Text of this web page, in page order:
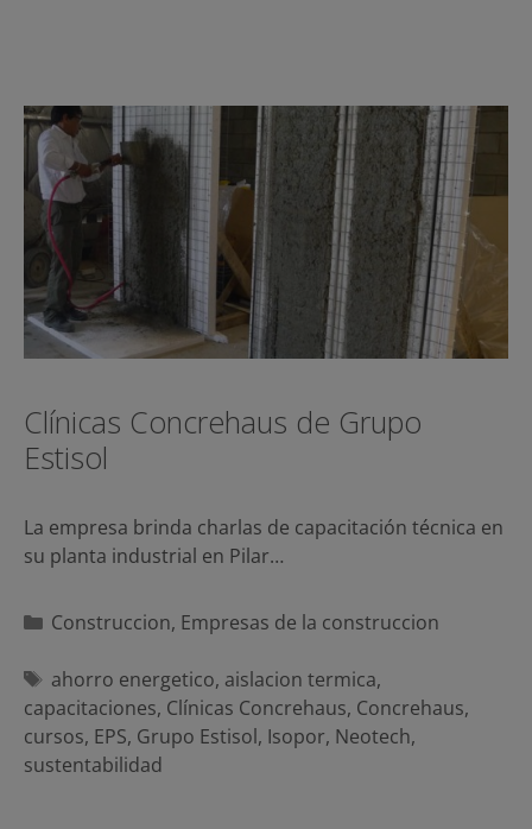
Clínicas Concrehaus de Grupo
Estisol
La empresa brinda charlas de capacitación técnica en
su planta industrial en Pilar…
Categorías
Construccion, Empresas de la construccion
Etiquetas
ahorro energetico, aislacion termica,
capacitaciones, Clínicas Concrehaus, Concrehaus,
cursos, EPS, Grupo Estisol, Isopor, Neotech,
sustentabilidad